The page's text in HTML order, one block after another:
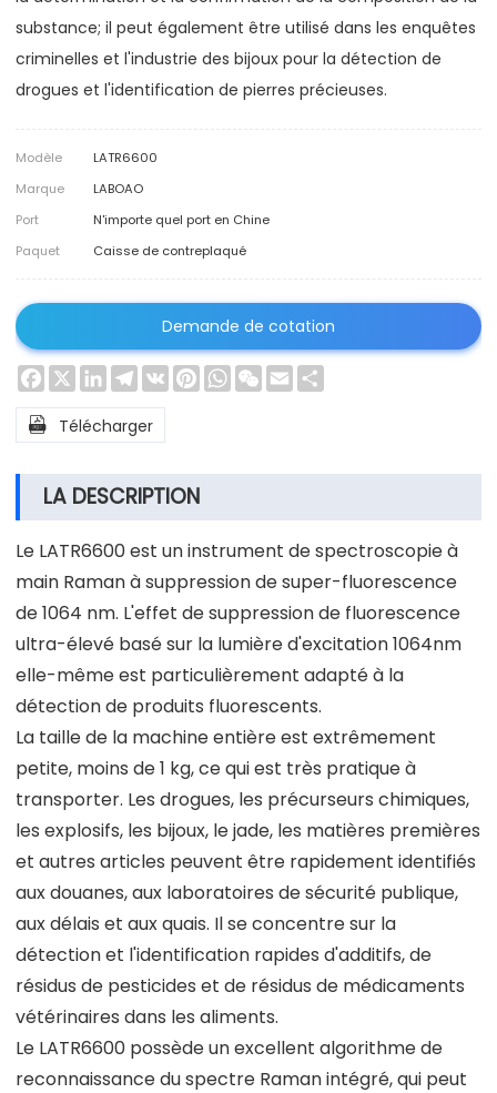
substance; il peut également être utilisé dans les enquêtes
criminelles et l'industrie des bijoux pour la détection de
drogues et l'identification de pierres précieuses.
Modèle
LATR6600
Marque
LABOAO
Port
N'importe quel port en Chine
Paquet
Caisse de contreplaqué
Demande de cotation
Facebook
X LinkedInTelegram
VK PinterestWhatsApp
WeChat
Email
 Télécharger
LA DESCRIPTION
Le LATR6600 est un instrument de spectroscopie à
main Raman à suppression de super-fluorescence
de 1064 nm. L'effet de suppression de fluorescence
ultra-élevé basé sur la lumière d'excitation 1064nm
elle-même est particulièrement adapté à la
détection de produits fluorescents.
La taille de la machine entière est extrêmement
petite, moins de 1 kg, ce qui est très pratique à
transporter. Les drogues, les précurseurs chimiques,
les explosifs, les bijoux, le jade, les matières premières
et autres articles peuvent être rapidement identifiés
aux douanes, aux laboratoires de sécurité publique,
aux délais et aux quais. Il se concentre sur la
détection et l'identification rapides d'additifs, de
résidus de pesticides et de résidus de médicaments
vétérinaires dans les aliments.
Le LATR6600 possède un excellent algorithme de
reconnaissance du spectre Raman intégré, qui peut